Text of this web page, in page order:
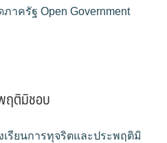
าครัฐ Open Government
ฤติมิชอบ
เรียนการทุจริตและประพฤติมิ